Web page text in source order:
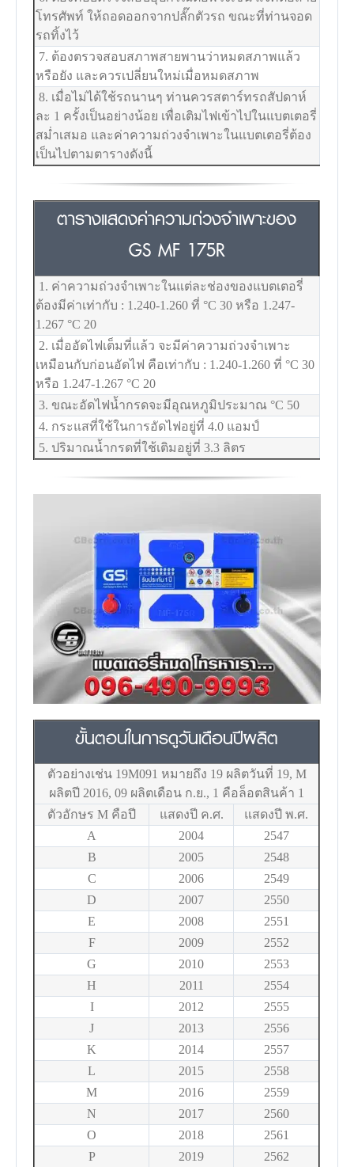
โทรศัพท์ ให้ถอดออกจากปลั๊กตัวรถ ขณะที่ท่านจอด
รถทิ้งไว้
7. ต้องตรวจสอบสภาพสายพานว่าหมดสภาพแล้ว
หรือยัง และควรเปลี่ยนใหม่เมื่อหมดสภาพ
8. เมื่อไม่ได้ใช้รถนานๆ ท่านควรสตาร์ทรถสัปดาห์
ละ 1 ครั้งเป็นอย่างน้อย เพื่อเติมไฟเข้าไปในแบตเตอรี่
สม่ำเสมอ และค่าความถ่วงจำเพาะในแบตเตอรี่ต้อง
เป็นไปตามตารางดังนี้
ตารางแสดงค่าความถ่วงจำเพาะของ
GS MF 175R
1. ค่าความถ่วงจำเพาะในแต่ละช่องของแบตเตอรี่
ต้องมีค่าเท่ากับ : 1.240-1.260 ที่ °C 30 หรือ 1.247-
1.267 °C 20
2. เมื่ออัดไฟเต็มที่แล้ว จะมีค่าความถ่วงจำเพาะ
เหมือนกับก่อนอัดไฟ คือเท่ากับ : 1.240-1.260 ที่ °C 30
หรือ 1.247-1.267 °C 20
3. ขณะอัดไฟน้ำกรดจะมีอุณหภูมิประมาณ °C 50
4. กระแสที่ใช้ในการอัดไฟอยู่ที่ 4.0 แอมป์
5. ปริมาณน้ำกรดที่ใช้เติมอยู่ที่ 3.3 ลิตร
ขั้นตอนในการดูวันเดือนปีผลิต
ตัวอย่างเช่น 19M091 หมายถึง 19 ผลิตวันที่ 19, M
ผลิตปี 2016, 09 ผลิตเดือน ก.ย., 1 คือล็อตสินค้า 1
ตัวอักษร M คือปี
แสดงปี ค.ศ.
แสดงปี พ.ศ.
A
2004
2547
B
2005
2548
C
2006
2549
D
2007
2550
E
2008
2551
F
2009
2552
G
2010
2553
H
2011
2554
I
2012
2555
J
2013
2556
K
2014
2557
L
2015
2558
M
2016
2559
N
2017
2560
O
2018
2561
P
2019 2562